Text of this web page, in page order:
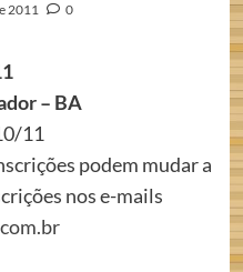
2011 0
– BA
11
podem mudar a
nos e-mails